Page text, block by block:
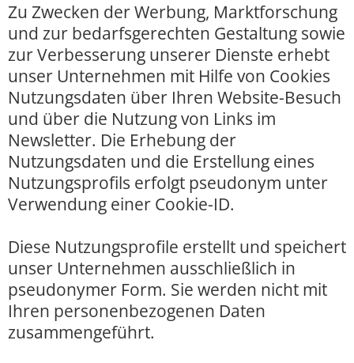
Zu Zwecken der Werbung, Marktforschung
und zur bedarfsgerechten Gestaltung sowie
zur Verbesserung unserer Dienste erhebt
unser Unternehmen mit Hilfe von Cookies
Nutzungsdaten über Ihren Website-Besuch
und über die Nutzung von Links im
Newsletter. Die Erhebung der
Nutzungsdaten und die Erstellung eines
Nutzungsprofils erfolgt pseudonym unter
Verwendung einer Cookie-ID.
Diese Nutzungsprofile erstellt und speichert
unser Unternehmen ausschließlich in
pseudonymer Form. Sie werden nicht mit
Ihren personenbezogenen Daten
zusammengeführt.